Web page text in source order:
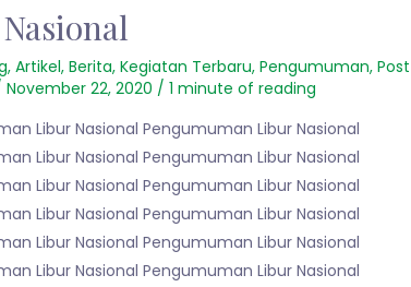
,Artikel,Berita,Kegiatan Terbaru,Pengumuman,Post
November 22, 2020 /1 minute of reading
Libur Nasional Pengumuman Libur Nasional
Libur Nasional Pengumuman Libur Nasional
Libur Nasional Pengumuman Libur Nasional
Libur Nasional Pengumuman Libur Nasional
Libur Nasional Pengumuman Libur Nasional
Libur Nasional Pengumuman Libur Nasional